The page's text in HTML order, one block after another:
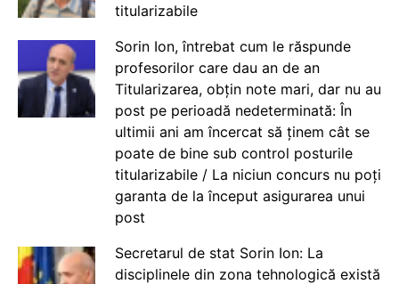
titularizabile
Sorin Ion, întrebat cum le răspunde
profesorilor care dau an de an
Titularizarea, obțin note mari, dar nu au
post pe perioadă nedeterminată: În
ultimii ani am încercat să ținem cât se
poate de bine sub control posturile
titularizabile / La niciun concurs nu poți
garanta de la început asigurarea unui
post
Secretarul de stat Sorin Ion: La
disciplinele din zona tehnologică există